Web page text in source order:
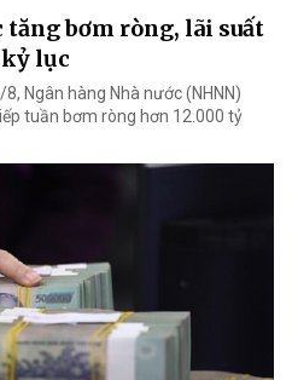
tăng bơm ròng, lãi suất
lục
Ngân hàng Nhà nước (NHNN)
tuần bơm ròng hơn 12.000 tỷ